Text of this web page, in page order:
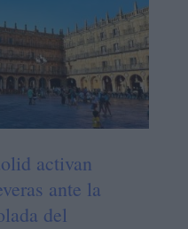
activan
ante la
del